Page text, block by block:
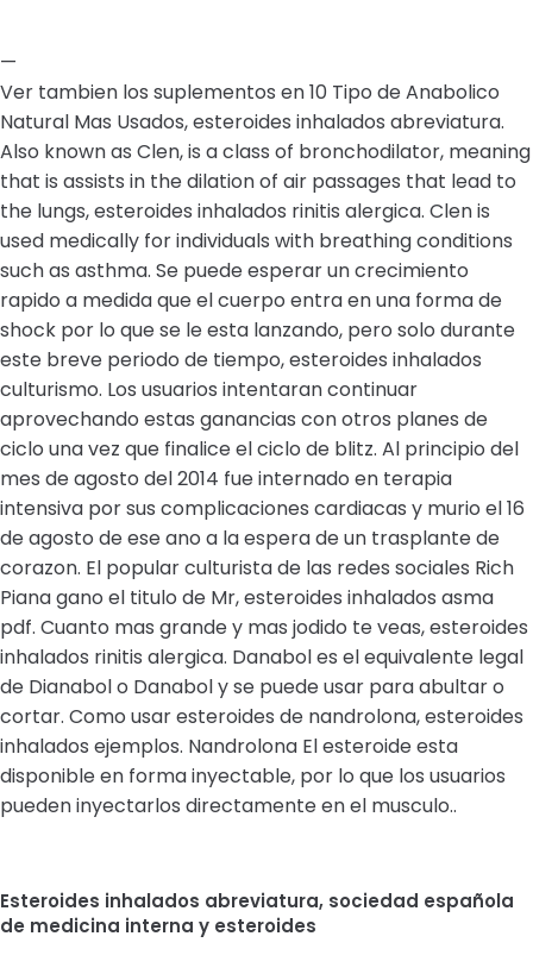
—
Ver tambien los suplementos en 10 Tipo de Anabolico
Natural Mas Usados, esteroides inhalados abreviatura.
Also known as Clen, is a class of bronchodilator, meaning
that is assists in the dilation of air passages that lead to
the lungs, esteroides inhalados rinitis alergica. Clen is
used medically for individuals with breathing conditions
such as asthma. Se puede esperar un crecimiento
rapido a medida que el cuerpo entra en una forma de
shock por lo que se le esta lanzando, pero solo durante
este breve periodo de tiempo, esteroides inhalados
culturismo. Los usuarios intentaran continuar
aprovechando estas ganancias con otros planes de
ciclo una vez que finalice el ciclo de blitz. Al principio del
mes de agosto del 2014 fue internado en terapia
intensiva por sus complicaciones cardiacas y murio el 16
de agosto de ese ano a la espera de un trasplante de
corazon. El popular culturista de las redes sociales Rich
Piana gano el titulo de Mr, esteroides inhalados asma
pdf. Cuanto mas grande y mas jodido te veas, esteroides
inhalados rinitis alergica. Danabol es el equivalente legal
de Dianabol o Danabol y se puede usar para abultar o
cortar. Como usar esteroides de nandrolona, esteroides
inhalados ejemplos. Nandrolona El esteroide esta
disponible en forma inyectable, por lo que los usuarios
pueden inyectarlos directamente en el musculo..
Esteroides inhalados abreviatura, sociedad española
de medicina interna y esteroides